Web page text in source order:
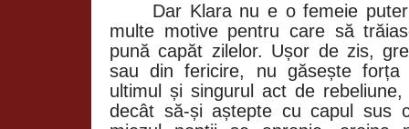
Dar Klara nu e o femeie
multe motive pentru care să
pună capăt zilelor. Ușor de zis,
sau din fericire, nu găsește
ultimul și singurul act de
decât să-și aștepte cu capul sus